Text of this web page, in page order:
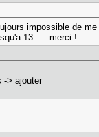
impossible de
13..... merci !
-> ajouter